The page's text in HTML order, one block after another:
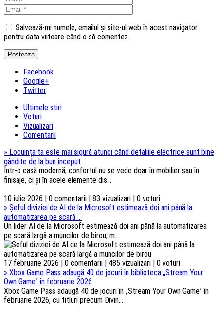
Salvează-mi numele, emailul și site-ul web în acest navigator
pentru data viitoare când o să comentez.
Facebook
Google+
Twitter
Ultimele stiri
Voturi
Vizualizari
Comentarii
» Locuința ta este mai sigură atunci când detaliile electrice sunt bine
gândite de la bun început
Într-o casă modernă, confortul nu se vede doar în mobilier sau în
finisaje, ci și în acele elemente dis...
10 iulie 2026 | 0 comentarii | 83 vizualizari | 0 voturi
» Șeful diviziei de AI de la Microsoft estimează doi ani până la
automatizarea pe scară ...
Un lider AI de la Microsoft estimează doi ani până la automatizarea
pe scară largă a muncilor de birou, m...
17 februarie 2026 | 0 comentarii | 485 vizualizari | 0 voturi
» Xbox Game Pass adaugă 40 de jocuri în biblioteca „Stream Your
Own Game” în februarie 2026
Xbox Game Pass adaugă 40 de jocuri în „Stream Your Own Game” în
februarie 2026, cu titluri precum Divin...